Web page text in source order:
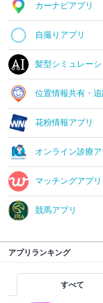
カーナビアプリ
自撮りアプリ
髪型シミュレー
位置情報共有・追
花粉情報アプリ
オンライン診療ア
マッチングアプリ
競馬アプリ
アプリランキング
すべて